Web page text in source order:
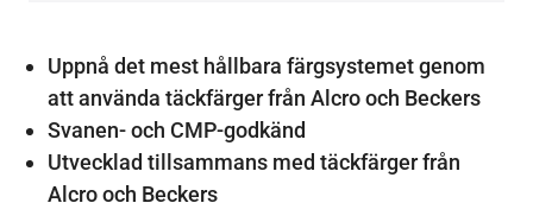
Uppnå det mest hållbara färgsystemet genom
att använda täckfärger från Alcro och Beckers
Svanen- och CMP-godkänd
Utvecklad tillsammans med täckfärger från
Alcro och Beckers